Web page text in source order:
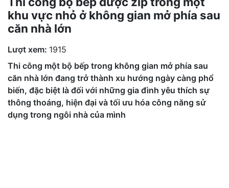
khu vực nhỏ ở không gian mở phía sau
căn nhà lớn
Lượt xem: 1915
Thi công một bộ bếp trong không gian mở phía sau
căn nhà lớn đang trở thành xu hướng ngày càng phổ
biến, đặc biệt là đối với những gia đình yêu thích sự
thông thoáng, hiện đại và tối ưu hóa công năng sử
dụng trong ngôi nhà của mình